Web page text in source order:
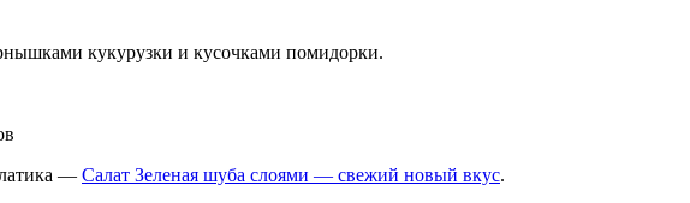
кукурузки и кусочками помидорки.
— Салат Зеленая шуба слоями — свежий новый вкус.